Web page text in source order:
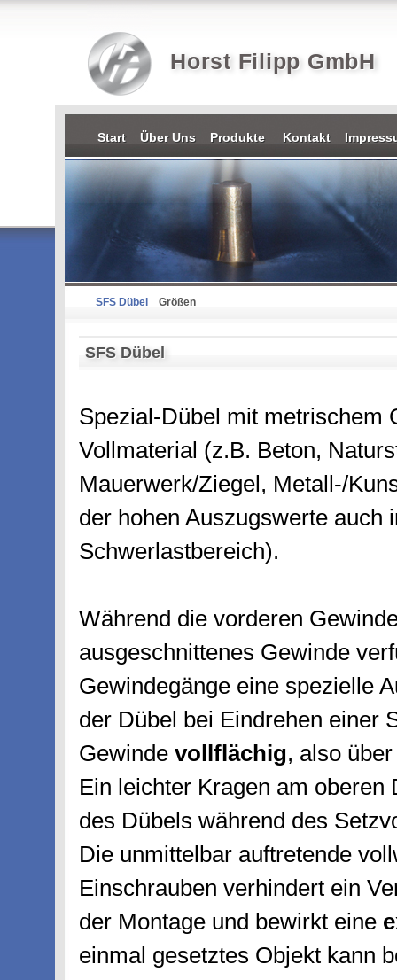
Horst Filipp GmbH
Start Über Uns Produkte Kontakt
SFS Dübel Größen
SFS Dübel
Spezial-Dübel mit metrischem
Vollmaterial (z.B. Beton,
Mauerwerk/Ziegel, Metall-/
der hohen Auszugswerte auch
Schwerlastbereich).
Während die vorderen
ausgeschnittenes Gewinde
Gewindegänge eine spezielle
der Dübel bei Eindrehen einer
Gewinde vollflächig, also
Ein leichter Kragen am
des Dübels während des
Die unmittelbar auftretende
Einschrauben verhindert ein
der Montage und bewirkt eine
einmal gesetztes Objekt kann